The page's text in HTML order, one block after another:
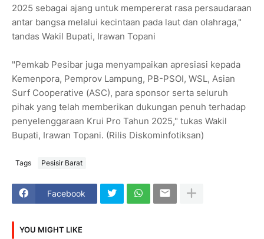
2025 sebagai ajang untuk mempererat rasa persaudaraan
antar bangsa melalui kecintaan pada laut dan olahraga,"
tandas Wakil Bupati, Irawan Topani
"Pemkab Pesibar juga menyampaikan apresiasi kepada
Kemenpora, Pemprov Lampung, PB-PSOI, WSL, Asian
Surf Cooperative (ASC), para sponsor serta seluruh
pihak yang telah memberikan dukungan penuh terhadap
penyelenggaraan Krui Pro Tahun 2025," tukas Wakil
Bupati, Irawan Topani. (Rilis Diskominfotiksan)
Tags Pesisir Barat
Facebook
YOU MIGHT LIKE